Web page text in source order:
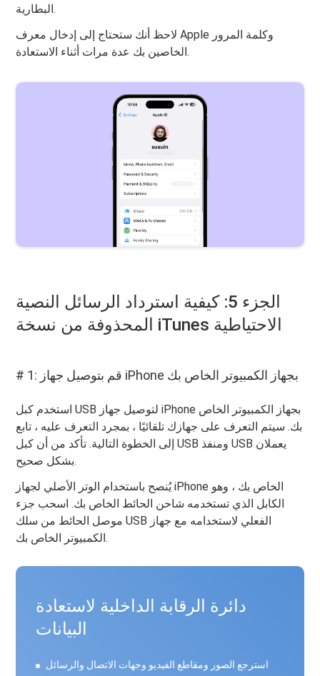
البطارية.
لاحظ أنك ستحتاج إلى إدخال معرف Apple وكلمة المرور
الخاصين بك عدة مرات أثناء الاستعادة.
الجزء 5: كيفية استرداد الرسائل النصية
المحذوفة من نسخة iTunes الاحتياطية
# 1: قم بتوصيل جهاز iPhone بجهاز الكمبيوتر الخاص بك
استخدم كبل USB لتوصيل جهاز iPhone بجهاز الكمبيوتر الخاص
بك. سيتم التعرف على جهازك تلقائيًا ، بمجرد التعرف عليه ، تابع
إلى الخطوة التالية. تأكد من أن كبل USB ومنفذ USB يعملان
بشكل صحيح.
يُنصح باستخدام الوتر الأصلي لجهاز iPhone الخاص بك ، وهو
الكابل الذي تستخدمه شاحن الحائط الخاص بك. اسحب جزء
موصل الحائط من سلك USB الفعلي لاستخدامه مع جهاز
الكمبيوتر الخاص بك.
دائرة الرقابة الداخلية لاستعادة
البيانات
استرجع الصور ومقاطع الفيديو وجهات الاتصال والرسائل